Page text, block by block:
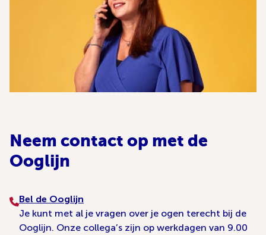
Neem contact op met de
Ooglijn
Bel de Ooglijn
Je kunt met al je vragen over je ogen terecht bij de
Ooglijn. Onze collega’s zijn op werkdagen van 9.00